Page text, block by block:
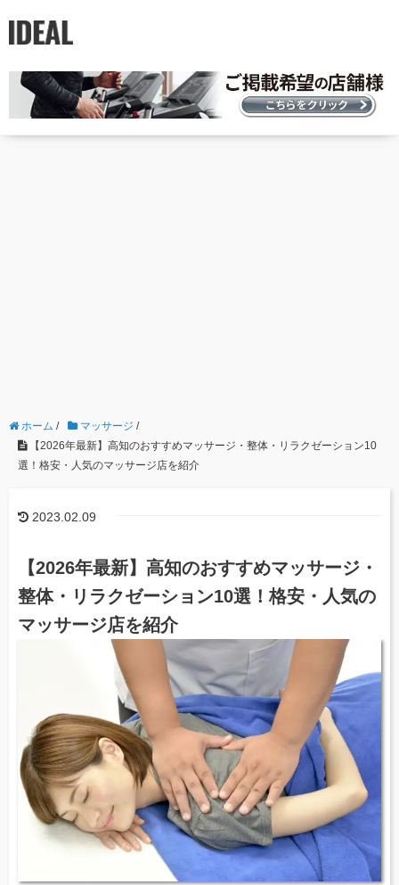
ホーム / マッサージ /
【2026年最新】高知のおすすめマッサージ・整体・リラクゼーション10
選！格安・人気のマッサージ店を紹介
2023.02.09
【2026年最新】高知のおすすめマッサージ・
整体・リラクゼーション10選！格安・人気の
マッサージ店を紹介